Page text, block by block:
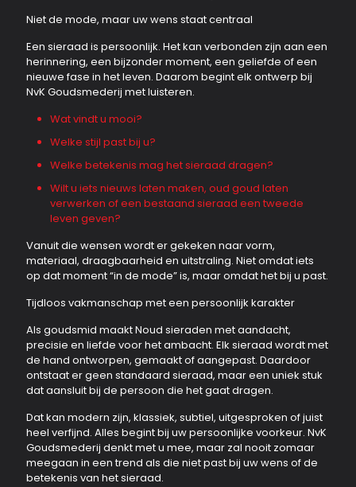
Niet de mode, maar uw wens staat centraal
Een sieraad is persoonlijk. Het kan verbonden zijn aan een
herinnering, een bijzonder moment, een geliefde of een
nieuwe fase in het leven. Daarom begint elk ontwerp bij
NvK Goudsmederij met luisteren.
Wat vindt u mooi?
Welke stijl past bij u?
Welke betekenis mag het sieraad dragen?
Wilt u iets nieuws laten maken, oud goud laten
verwerken of een bestaand sieraad een tweede
leven geven?
Vanuit die wensen wordt er gekeken naar vorm,
materiaal, draagbaarheid en uitstraling. Niet omdat iets
op dat moment “in de mode” is, maar omdat het bij u past.
Tijdloos vakmanschap met een persoonlijk karakter
Als goudsmid maakt Noud sieraden met aandacht,
precisie en liefde voor het ambacht. Elk sieraad wordt met
de hand ontworpen, gemaakt of aangepast. Daardoor
ontstaat er geen standaard sieraad, maar een uniek stuk
dat aansluit bij de persoon die het gaat dragen.
Dat kan modern zijn, klassiek, subtiel, uitgesproken of juist
heel verfijnd. Alles begint bij uw persoonlijke voorkeur. NvK
Goudsmederij denkt met u mee, maar zal nooit zomaar
meegaan in een trend als die niet past bij uw wens of de
betekenis van het sieraad.